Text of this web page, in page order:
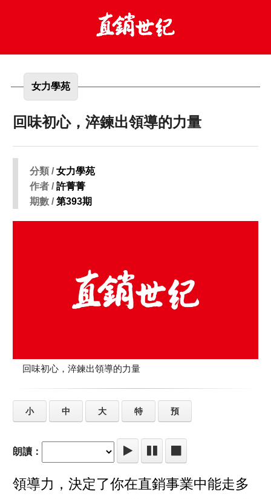
女力學苑
回味初心，淬鍊出領導的力量
分類 /女力學苑
作者 /許菁菁
期數 /第393期
回味初心，淬鍊出領導的力量
小 中 大 特 預
朗讀：
領導力，決定了你在直銷事業中能走多